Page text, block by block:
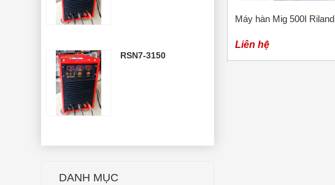
Máy hàn Mig 500I Riland
Liên hệ
RSN7-3150
DANH MỤC